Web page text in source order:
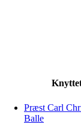
Præst Carl
Balle